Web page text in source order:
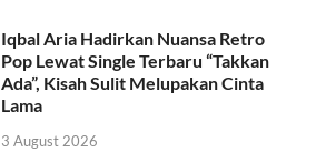
Iqbal Aria Hadirkan Nuansa Retro
Pop Lewat Single Terbaru “Takkan
Ada”, Kisah Sulit Melupakan Cinta
Lama
3 August 2026